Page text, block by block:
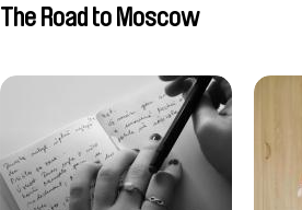
The Road to Moscow